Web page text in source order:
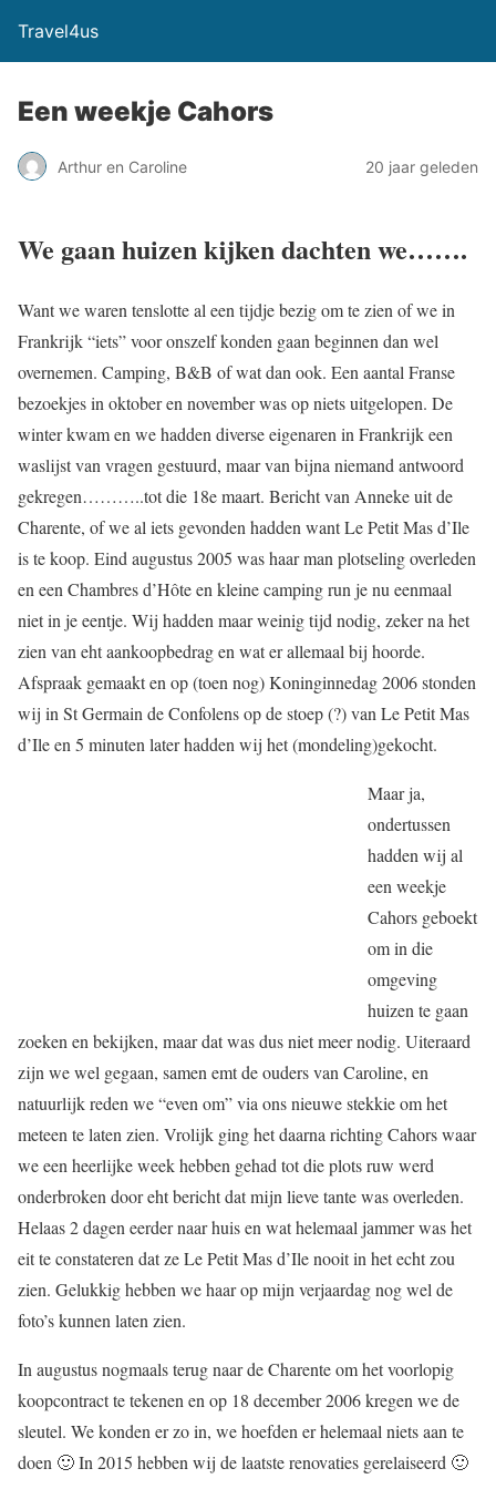
Travel4us
Een weekje Cahors
Arthur en Caroline 20 jaar geleden
We gaan huizen kijken dachten we…….
Want we waren tenslotte al een tijdje bezig om te zien of we in
Frankrijk “iets” voor onszelf konden gaan beginnen dan wel
overnemen. Camping, B&B of wat dan ook. Een aantal Franse
bezoekjes in oktober en november was op niets uitgelopen. De
winter kwam en we hadden diverse eigenaren in Frankrijk een
waslijst van vragen gestuurd, maar van bijna niemand antwoord
gekregen………..tot die 18e maart. Bericht van Anneke uit de
Charente, of we al iets gevonden hadden want Le Petit Mas d’Ile
is te koop. Eind augustus 2005 was haar man plotseling overleden
en een Chambres d’Hôte en kleine camping run je nu eenmaal
niet in je eentje. Wij hadden maar weinig tijd nodig, zeker na het
zien van eht aankoopbedrag en wat er allemaal bij hoorde.
Afspraak gemaakt en op (toen nog) Koninginnedag 2006 stonden
wij in St Germain de Confolens op de stoep (?) van Le Petit Mas
d’Ile en 5 minuten later hadden wij het (mondeling)gekocht.
Maar ja,
ondertussen
hadden wij al
een weekje
Cahors geboekt
om in die
omgeving
huizen te gaan
zoeken en bekijken, maar dat was dus niet meer nodig. Uiteraard
zijn we wel gegaan, samen emt de ouders van Caroline, en
natuurlijk reden we “even om” via ons nieuwe stekkie om het
meteen te laten zien. Vrolijk ging het daarna richting Cahors waar
we een heerlijke week hebben gehad tot die plots ruw werd
onderbroken door eht bericht dat mijn lieve tante was overleden.
Helaas 2 dagen eerder naar huis en wat helemaal jammer was het
eit te constateren dat ze Le Petit Mas d’Ile nooit in het echt zou
zien. Gelukkig hebben we haar op mijn verjaardag nog wel de
foto’s kunnen laten zien.
In augustus nogmaals terug naar de Charente om het voorlopig
koopcontract te tekenen en op 18 december 2006 kregen we de
sleutel. We konden er zo in, we hoefden er helemaal niets aan te
doen 🙂 In 2015 hebben wij de laatste renovaties gerelaiseerd 🙂